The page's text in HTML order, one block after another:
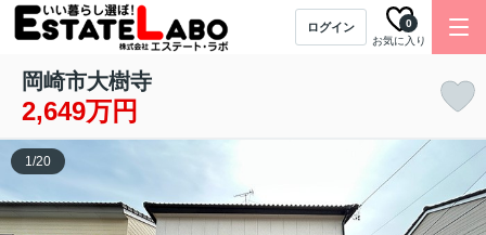
ログイン
お気に入り
0
岡崎市大樹寺
2,649万円
1/20